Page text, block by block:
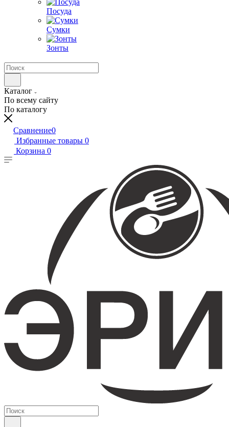
Посуда
Сумки
Зонты
Каталог
По всему сайту
По каталогу
Сравнение0
Избранные товары 0
Корзина 0